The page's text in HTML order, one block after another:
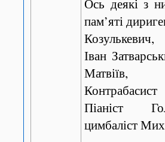
пам’яті
Іван
Матвіїв,
Піаніст
цимбаліст